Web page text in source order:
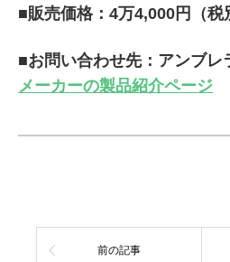
■販売価格：4万4,000円（税
■お問い合わせ先：アンブレ
メーカーの製品紹介ページ
前の記事